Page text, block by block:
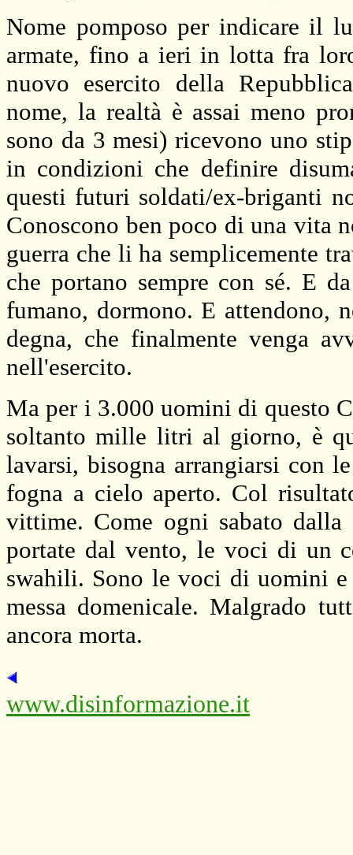
Nome pomposo per indicare il
armate, fino a ieri in lotta fra
nuovo esercito della
nome, la realtà è assai meno
sono da 3 mesi) ricevono uno
in condizioni che definire
questi futuri soldati/ex-briganti
Conoscono ben poco di una vita
guerra che li ha semplicemente
che portano sempre con sé. E
fumano, dormono. E attendono,
degna, che finalmente venga
nell'esercito.
Ma per i 3.000 uomini di questo
soltanto mille litri al giorno, è
lavarsi, bisogna arrangiarsi con
fogna a cielo aperto. Col
vittime. Come ogni sabato
portate dal vento, le voci di un
swahili. Sono le voci di uomini
messa domenicale. Malgrado
ancora morta.
www.disinformazione.it